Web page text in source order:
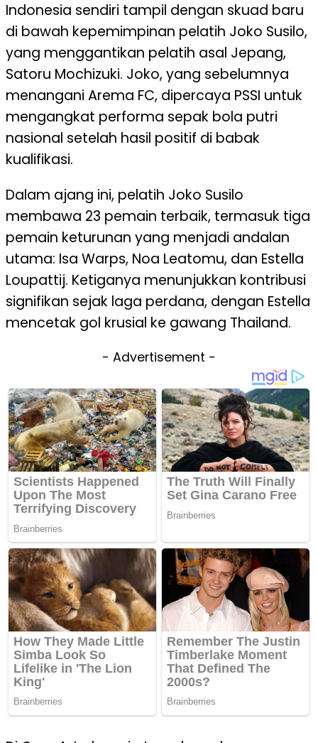
Indonesia sendiri tampil dengan skuad baru
di bawah kepemimpinan pelatih Joko Susilo,
yang menggantikan pelatih asal Jepang,
Satoru Mochizuki. Joko, yang sebelumnya
menangani Arema FC, dipercaya PSSI untuk
mengangkat performa sepak bola putri
nasional setelah hasil positif di babak
kualifikasi.
Dalam ajang ini, pelatih Joko Susilo
membawa 23 pemain terbaik, termasuk tiga
pemain keturunan yang menjadi andalan
utama: Isa Warps, Noa Leatomu, dan Estella
Loupattij. Ketiganya menunjukkan kontribusi
signifikan sejak laga perdana, dengan Estella
mencetak gol krusial ke gawang Thailand.
- Advertisement -